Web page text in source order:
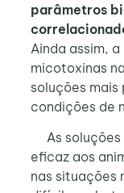
parâmetros
Ainda assim,
micotoxinas
soluções
condições de
As soluções
eficaz aos
nas situações